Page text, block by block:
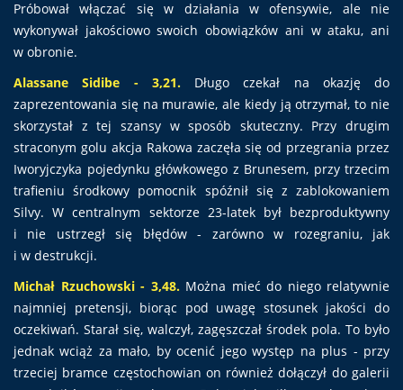
Próbował włączać się w działania w ofensywie, ale nie
wykonywał jakościowo swoich obowiązków ani w ataku, ani
w obronie.
Alassane Sidibe - 3,21.Długo czekał na okazję do
zaprezentowania się na murawie, ale kiedy ją otrzymał, to nie
skorzystał z tej szansy w sposób skuteczny. Przy drugim
straconym golu akcja Rakowa zaczęła się od przegrania przez
Iworyjczyka pojedynku główkowego z Brunesem, przy trzecim
trafieniu środkowy pomocnik spóźnił się z zablokowaniem
Silvy. W centralnym sektorze 23-latek był bezproduktywny
i nie ustrzegł się błędów - zarówno w rozegraniu, jak
i w destrukcji.
Michał Rzuchowski - 3,48.Można mieć do niego relatywnie
najmniej pretensji, biorąc pod uwagę stosunek jakości do
oczekiwań. Starał się, walczył, zagęszczał środek pola. To było
jednak wciąż za mało, by ocenić jego występ na plus - przy
trzeciej bramce częstochowian on również dołączył do galerii